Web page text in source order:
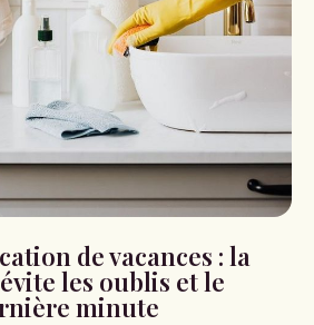
de vacances : la
les oublis et le
minute